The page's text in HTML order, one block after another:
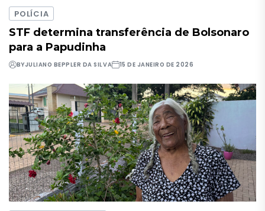
POLÍCIA
STF determina transferência de Bolsonaro
para a Papudinha
BYJULIANO BEPPLER DA SILVA 15 DE JANEIRO DE 2026